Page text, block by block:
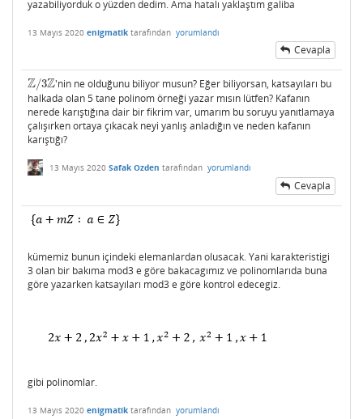
yazabiliyorduk o yüzden dedim. Ama hatalı yaklaştım galiba
13 Mayıs 2020 enigmatik tarafından yorumlandı
Cevapla
Z/3Z
Z/3Z 'nin ne olduğunu biliyor musun? Eğer biliyorsan, katsayıları bu
halkada olan 5 tane polinom örneği yazar mısın lütfen? Kafanın
nerede karıştığına dair bir fikrim var, umarım bu soruyu yanıtlamaya
çalışırken ortaya çıkacak neyi yanlış anladığın ve neden kafanın
karıştığı?
13 Mayıs 2020 Safak Ozden tarafından yorumlandı
Cevapla
kümemiz bunun içindeki elemanlardan olusacak. Yani karakteristigi
3 olan bir bakıma mod3 e göre bakacagımız ve polinomlarıda buna
göre yazarken katsayıları mod3 e göre kontrol edecegiz.
gibi polinomlar.
13 Mayıs 2020 enigmatik tarafından yorumlandı